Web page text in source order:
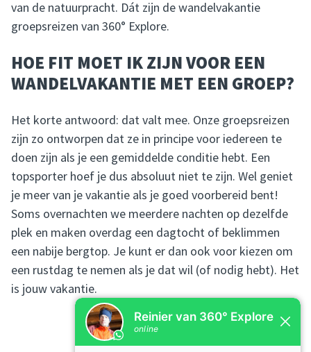
van de natuurpracht. Dát zijn de wandelvakantie
groepsreizen van 360° Explore.
HOE FIT MOET IK ZIJN VOOR EEN
WANDELVAKANTIE MET EEN GROEP?
Het korte antwoord: dat valt mee. Onze groepsreizen
zijn zo ontworpen dat ze in principe voor iedereen te
doen zijn als je een gemiddelde conditie hebt. Een
topsporter hoef je dus absoluut niet te zijn. Wel geniet
je meer van je vakantie als je goed voorbereid bent!
Soms overnachten we meerdere nachten op dezelfde
plek en maken overdag een dagtocht of beklimmen
een nabije bergtop. Je kunt er dan ook voor kiezen om
een rustdag te nemen als je dat wil (of nodig hebt). Het
is jouw vakantie.